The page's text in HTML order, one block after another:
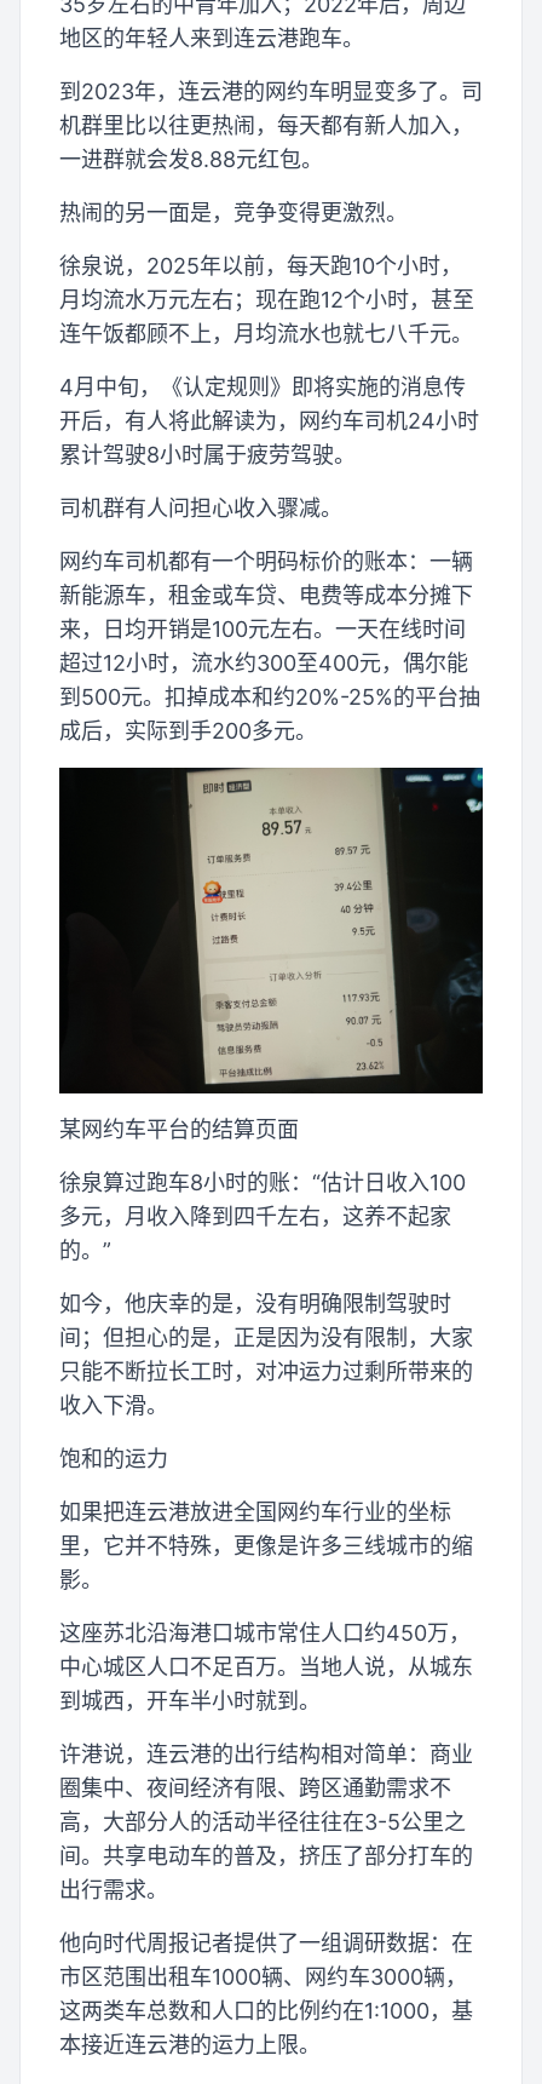
地区的年轻人来到连云港跑车。
到2023年，连云港的网约车明显变多了。司
机群里比以往更热闹，每天都有新人加入，
一进群就会发8.88元红包。
热闹的另一面是，竞争变得更激烈。
徐泉说，2025年以前，每天跑10个小时，
月均流水万元左右；现在跑12个小时，甚至
连午饭都顾不上，月均流水也就七八千元。
4月中旬，《认定规则》即将实施的消息传
开后，有人将此解读为，网约车司机24小时
累计驾驶8小时属于疲劳驾驶。
司机群有人问担心收入骤减。
网约车司机都有一个明码标价的账本：一辆
新能源车，租金或车贷、电费等成本分摊下
来，日均开销是100元左右。一天在线时间
超过12小时，流水约300至400元，偶尔能
到500元。扣掉成本和约20%-25%的平台抽
成后，实际到手200多元。
某网约车平台的结算页面
徐泉算过跑车8小时的账：“估计日收入100
多元，月收入降到四千左右，这养不起家
的。”
如今，他庆幸的是，没有明确限制驾驶时
间；但担心的是，正是因为没有限制，大家
只能不断拉长工时，对冲运力过剩所带来的
收入下滑。
饱和的运力
如果把连云港放进全国网约车行业的坐标
里，它并不特殊，更像是许多三线城市的缩
影。
这座苏北沿海港口城市常住人口约450万，
中心城区人口不足百万。当地人说，从城东
到城西，开车半小时就到。
许港说，连云港的出行结构相对简单：商业
圈集中、夜间经济有限、跨区通勤需求不
高，大部分人的活动半径往往在3-5公里之
间。共享电动车的普及，挤压了部分打车的
出行需求。
他向时代周报记者提供了一组调研数据：在
市区范围出租车1000辆、网约车3000辆，
这两类车总数和人口的比例约在1:1000，基
本接近连云港的运力上限。